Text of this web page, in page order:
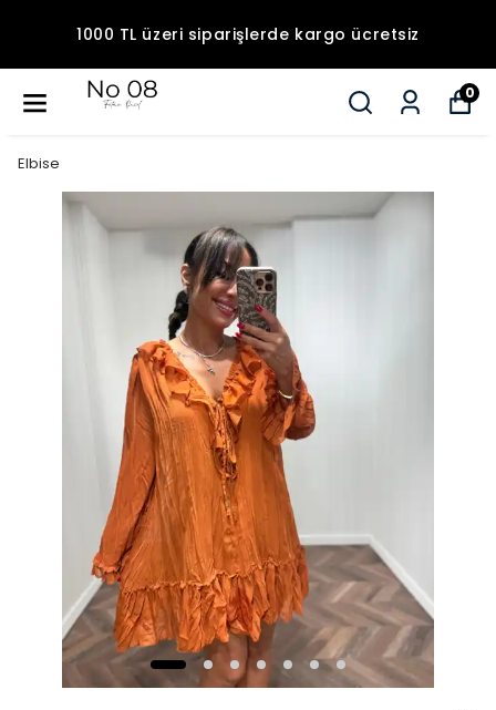
1000 TL üzeri siparişlerde kargo ücretsiz
0
Elbise